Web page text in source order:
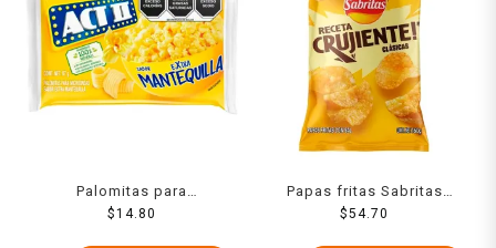
Palomitas para
microondas ACT II extra
$14.80
Papas fritas Sabritas
Receta Crujiente sal 160 g
$54.70